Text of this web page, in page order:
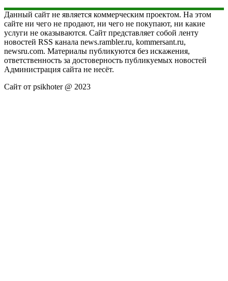
Данный сайт не является коммерческим проектом. На этом
сайте ни чего не продают, ни чего не покупают, ни какие
услуги не оказываются. Сайт представляет собой ленту
новостей RSS канала news.rambler.ru, kommersant.ru,
newsru.com. Материалы публикуются без искажения,
ответственность за достоверность публикуемых новостей
Администрация сайта не несёт.
Сайт от psikhoter @ 2023